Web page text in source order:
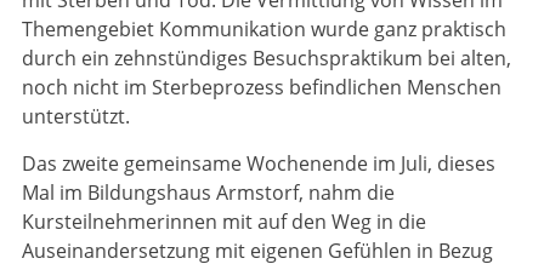
Themengebiet Kommunikation wurde ganz praktisch
durch ein zehnstündiges Besuchs­praktikum bei alten,
noch nicht im Sterbeprozess befindlichen Menschen
unterstützt.
Das zweite gemeinsame Wochenende im Juli, dieses
Mal im Bildungshaus Armstorf, nahm die
Kursteilnehmerinnen mit auf den Weg in die
Auseinandersetzung mit eigenen Gefühlen in Bezug